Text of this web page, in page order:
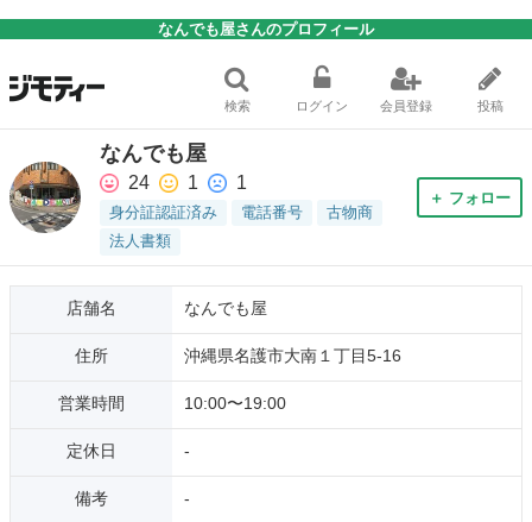
なんでも屋さんのプロフィール
検索 ログイン 会員登録 投稿
なんでも屋
24 1 1
身分証認証済み 電話番号
古物商
法人書類
＋ フォロー
店舗名 なんでも屋
住所 沖縄県名護市大南１丁目5-16
営業時間 10:00〜19:00
定休日 -
備考 -